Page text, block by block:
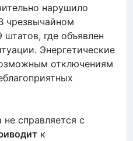
нарушило
чрезвычайном
где объявлен
Энергетические
отключениям
не справляется с
к